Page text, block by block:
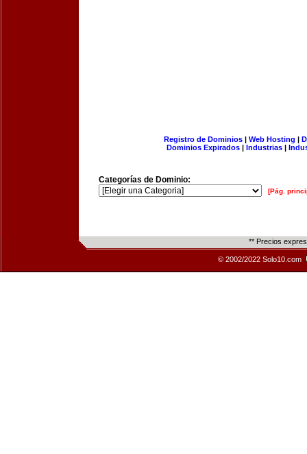
Registro de Dominios| Web Hosting |
Dominios Expirados | Industrias |
Categorías de Dominio:
[Pág.
** Precios
© 2002/2022 Solo10.com